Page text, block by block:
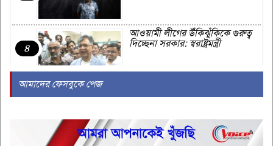
৪
আওয়ামী লীগের উঁকিঝুঁকিকে গুরুত্ব
দিচ্ছেনা সরকার: স্বরাষ্ট্রমন্ত্রী
আমাদের ফেসবুকে পেজ